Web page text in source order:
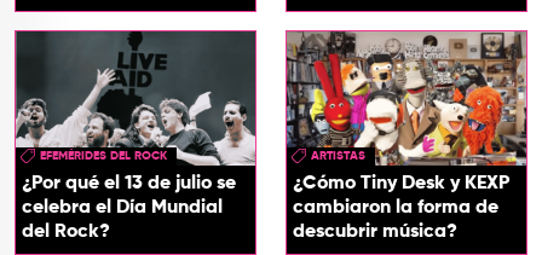
en su nuevo EP
EFEMÉRIDES DEL ROCK
¿Por qué el 13 de julio se
celebra el Día Mundial
del Rock?
ARTISTAS
¿Cómo Tiny Desk y KEXP
cambiaron la forma de
descubrir música?